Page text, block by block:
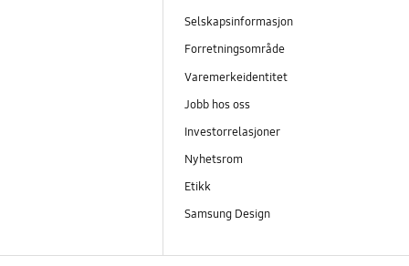
Selskapsinformasjon
Forretningsområde
Varemerkeidentitet
Jobb hos oss
Investorrelasjoner
Nyhetsrom
Etikk
Samsung Design